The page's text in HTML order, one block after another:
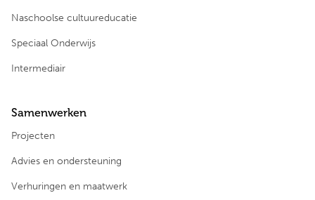
Naschoolse cultuureducatie
Speciaal Onderwijs
Intermediair
Samenwerken
Projecten
Advies en ondersteuning
Verhuringen en maatwerk